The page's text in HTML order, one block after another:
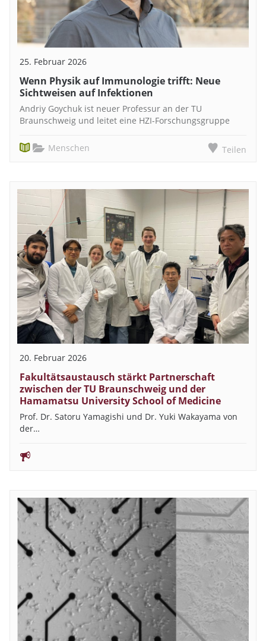
25. Februar 2026
Wenn Physik auf Immunologie trifft: Neue
Sichtweisen auf Infektionen
Andriy Goychuk ist neuer Professur an der TU
Braunschweig und leitet eine HZI-Forschungsgruppe
Menschen Teilen
20. Februar 2026
Fakultätsaustausch stärkt Partnerschaft
zwischen der TU Braunschweig und der
Hamamatsu University School of Medicine
Prof. Dr. Satoru Yamagishi und Dr. Yuki Wakayama von
der…